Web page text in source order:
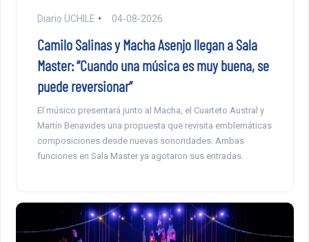
Diario UCHILE 04-08-2026
Camilo Salinas y Macha Asenjo llegan a Sala
Master: “Cuando una música es muy buena, se
puede reversionar”
El músico presentará junto al Macha, el Cuarteto Austral y
Martín Benavides una propuesta que revisita emblemáticas
composiciones desde nuevas sonoridades. Ambas
funciones en Sala Master ya agotaron sus entradas.